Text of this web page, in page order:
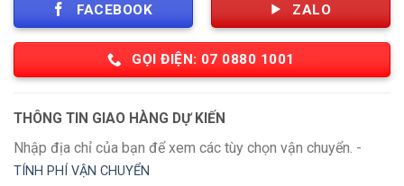
FACEBOOK ZALO
GỌI ĐIỆN: 07 0880 1001
THÔNG TIN GIAO HÀNG DỰ KIẾN
Nhập địa chỉ của bạn để xem các tùy chọn vận chuyển. -
TÍNH PHÍ VẬN CHUYỂN